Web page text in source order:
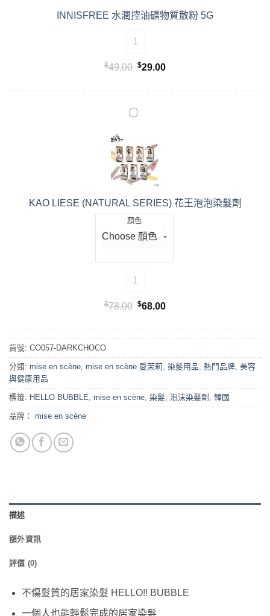
INNISFREE 水潤控油礦物質散粉 5G
INNISFREE 水潤控油礦物質散粉 5G
$49.00 原
格：
$29.00目
KAO LIESE (NATURAL SERIES) 花王泡泡染髮劑
顏色
KAO LIESE (NATURAL SERIES) 花
$78.00 原
$78.00。
$68.00目
$68.00。
貨號: CO057-DARKCHOCO
分類: mise en scène mise en scène 愛茉莉 染髮用品 熱門品牌 美容
與健康用品
標籤: HELLO BUBBLE mise en scène 染髮 泡沫染髮劑 韓國
品牌： mise en scène
描述
額外資訊
評價 (0)
不傷髮質的居家染髮 HELLO!! BUBBLE
一個人也能輕鬆完成的居家染髮